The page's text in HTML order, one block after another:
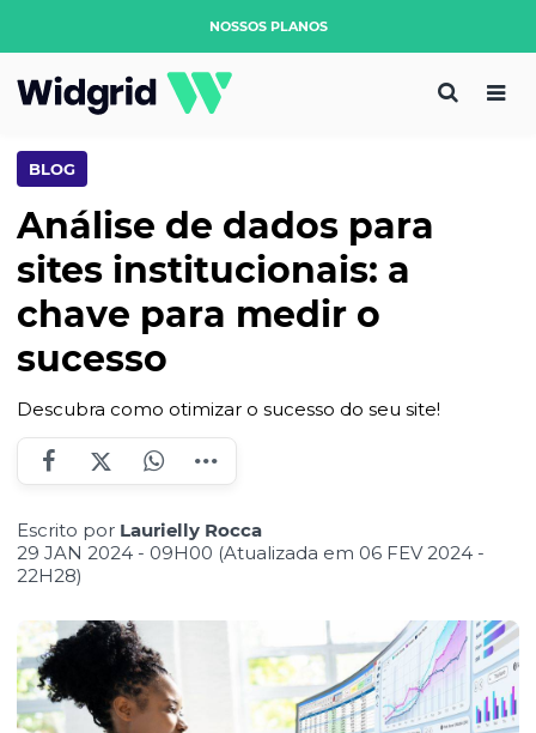
NOSSOS PLANOS
BLOG
Análise de dados para
sites institucionais: a
chave para medir o
sucesso
Descubra como otimizar o sucesso do seu site!
Escrito por Laurielly Rocca
29 JAN 2024 - 09H00 (Atualizada em 06 FEV 2024 -
22H28)